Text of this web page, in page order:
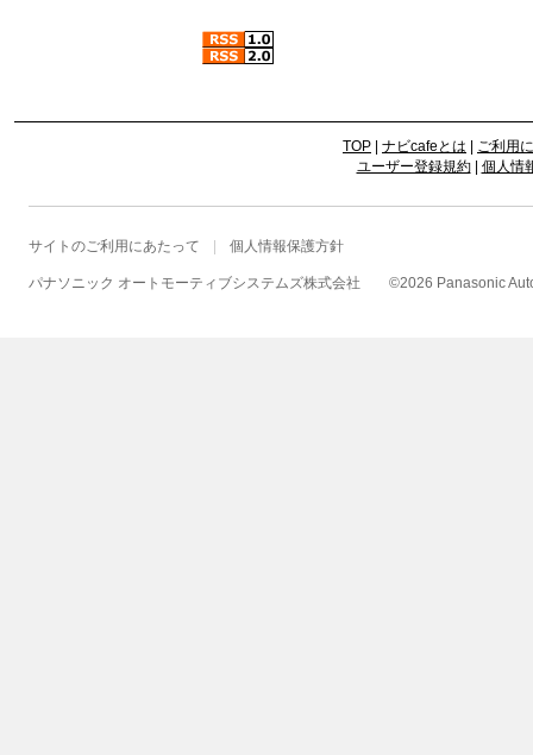
TOP ナビcafeとは
ご利用
ユーザー登録規約| 個人情
サイトのご利用にあたって 個人情報保護方針
パナソニック オートモーティブシステムズ株式会社 ©2026 Panasonic